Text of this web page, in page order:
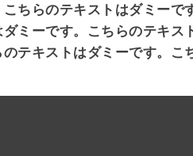
ちらのテキストはダミー
ミーです。こちらのテキ
テキストはダミーです。